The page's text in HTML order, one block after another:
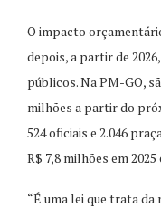
O impacto
depois, a partir de
públicos. Na PM-GO,
milhões a partir do
524 oficiais e 2.046
R$ 7,8 milhões em
“É uma lei que trata